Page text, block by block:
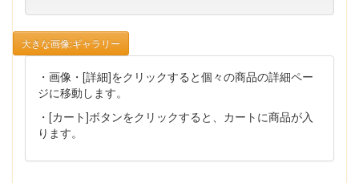
大きな画像:ギャラリー
・画像・[詳細]をクリックすると個々の商品の詳細ペー
ジに移動します。
・[カート]ボタンをクリックすると、カートに商品が入
ります。